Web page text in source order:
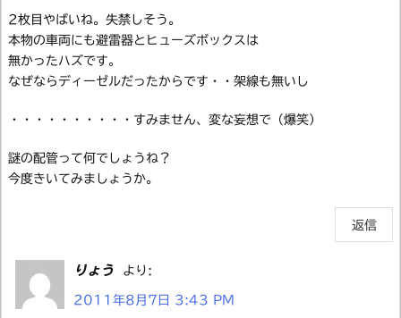
2枚目やばいね。失禁しそう。
本物の車両にも避雷器とヒューズボックスは
無かったハズです。
なぜならディーゼルだったからです・・架線も無いし
・・・・・・・・・・すみません、変な妄想で（爆笑）
謎の配管って何でしょうね？
今度きいてみましょうか。
返信
りょう より:
2011年8月7日 3:43 PM